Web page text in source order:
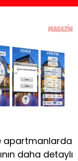
apartmanlarda
daha detaylı